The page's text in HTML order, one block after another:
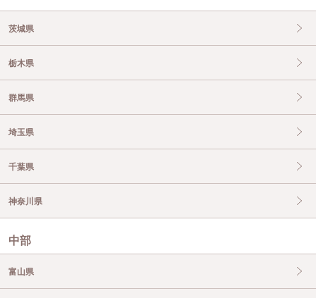
茨城県
栃木県
群馬県
埼玉県
千葉県
神奈川県
中部
富山県